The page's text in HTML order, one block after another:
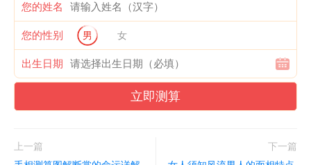
您的姓名
您的性别 男 女
出生日期
立即测算
上一篇
下一篇